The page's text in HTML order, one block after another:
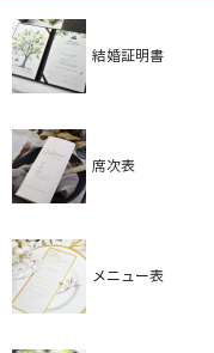
結婚証明書
席次表
メニュー表